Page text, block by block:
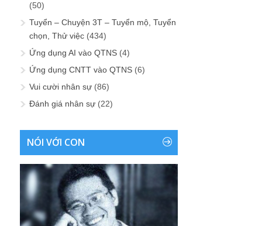
(50)
Tuyển – Chuyện 3T – Tuyển mộ, Tuyển
chọn, Thử việc (434)
Ứng dụng AI vào QTNS (4)
Ứng dụng CNTT vào QTNS (6)
Vui cười nhân sự (86)
Đánh giá nhân sự (22)
NÓI VỚI CON